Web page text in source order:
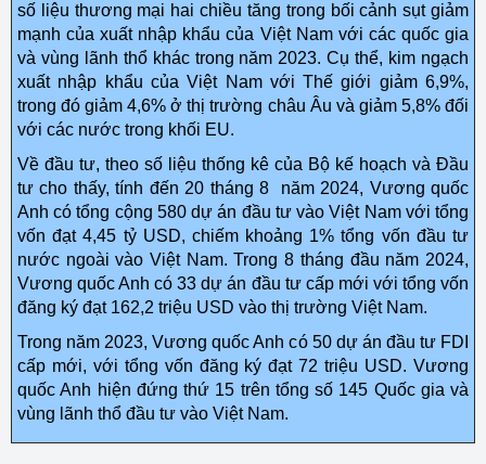
số liệu thương mại hai chiều tăng trong bối cảnh sụt giảm
mạnh của xuất nhập khẩu của Việt Nam với các quốc gia
và vùng lãnh thổ khác trong năm 2023. Cụ thể, kim ngạch
xuất nhập khẩu của Việt Nam với Thế giới giảm 6,9%,
trong đó giảm 4,6% ở thị trường châu Âu và giảm 5,8% đối
với các nước trong khối EU.
Về đầu tư, theo số liệu thống kê của Bộ kế hoạch và Đầu
tư cho thấy, tính đến 20 tháng 8 năm 2024, Vương quốc
Anh có tổng cộng 580 dự án đầu tư vào Việt Nam với tổng
vốn đạt 4,45 tỷ USD, chiếm khoảng 1% tổng vốn đầu tư
nước ngoài vào Việt Nam. Trong 8 tháng đầu năm 2024,
Vương quốc Anh có 33 dự án đầu tư cấp mới với tổng vốn
đăng ký đạt 162,2 triệu USD vào thị trường Việt Nam.
Trong năm 2023, Vương quốc Anh có 50 dự án đầu tư FDI
cấp mới, với tổng vốn đăng ký đạt 72 triệu USD. Vương
quốc Anh hiện đứng thứ 15 trên tổng số 145 Quốc gia và
vùng lãnh thổ đầu tư vào Việt Nam.